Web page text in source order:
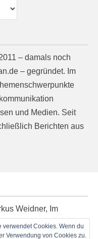
– damals noch
– gegründet. Im
und Medien. Seit
Berichten aus
Weidner, Im
E-Mail:
verwendet Cookies. Wenn du
Verwendung von Cookies zu.